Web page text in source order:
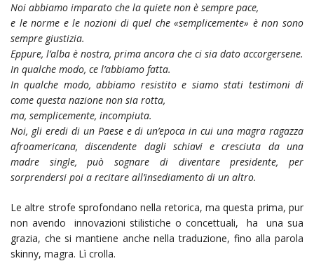
Noi abbiamo imparato che la quiete non è sempre pace,
e le norme e le nozioni di quel che «semplicemente» è non sono
sempre giustizia.
Eppure, l’alba è nostra, prima ancora che ci sia dato accorgersene.
In qualche modo, ce l’abbiamo fatta.
In qualche modo, abbiamo resistito e siamo stati testimoni di
come questa nazione non sia rotta,
ma, semplicemente, incompiuta.
Noi, gli eredi di un Paese e di un’epoca in cui una magra ragazza
afroamericana, discendente dagli schiavi e cresciuta da una
madre single, può sognare di diventare presidente, per
sorprendersi poi a recitare all’insediamento di un altro.
Le altre strofe sprofondano nella retorica, ma questa prima, pur
non avendo innovazioni stilistiche o concettuali, ha una sua
grazia, che si mantiene anche nella traduzione, fino alla parola
skinny, magra. Lì crolla.